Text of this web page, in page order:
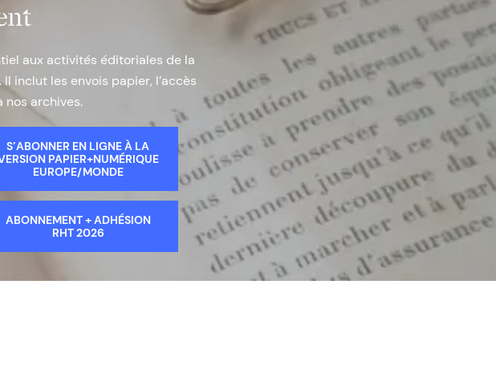
aux activités éditoriales de la
inclut les envois papier, l’accès
nos archives.
S’ABONNER EN LIGNE À LA
PAPIER+NUMÉRIQUE
EUROPE/MONDE
ABONNEMENT + ADHÉSION
RHT 2026